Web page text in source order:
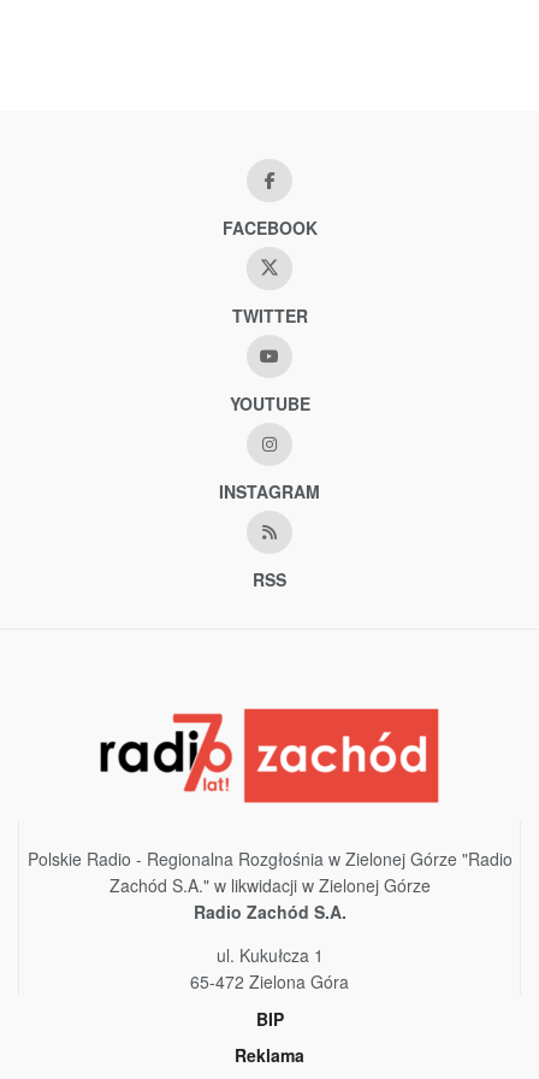
FACEBOOK
TWITTER
YOUTUBE
INSTAGRAM
RSS
Polskie Radio - Regionalna Rozgłośnia w Zielonej Górze "Radio
Zachód S.A." w likwidacji w Zielonej Górze
Radio Zachód S.A.
ul. Kukułcza 1
65-472 Zielona Góra
BIP
Reklama